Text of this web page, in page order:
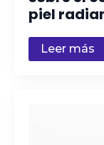
piel
Leer más